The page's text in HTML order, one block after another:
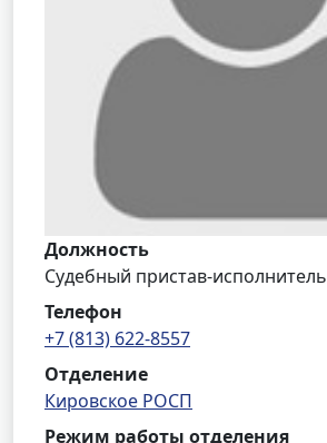
Должность
Судебный пристав-исполнитель
Телефон
+7 (813) 622-8557
Отделение
Кировское РОСП
Режим работы отделения